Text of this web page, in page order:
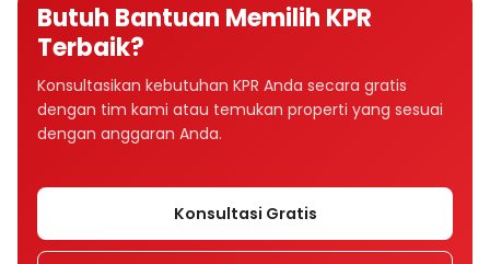
Butuh Bantuan Memilih KPR
Terbaik?
Konsultasikan kebutuhan KPR Anda secara gratis
dengan tim kami atau temukan properti yang sesuai
dengan anggaran Anda.
Konsultasi Gratis